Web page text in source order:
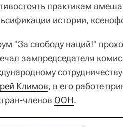
практикам
истории,
"За свободу наций!"
зампредседателя
Климов, в его работе
членов ООН.